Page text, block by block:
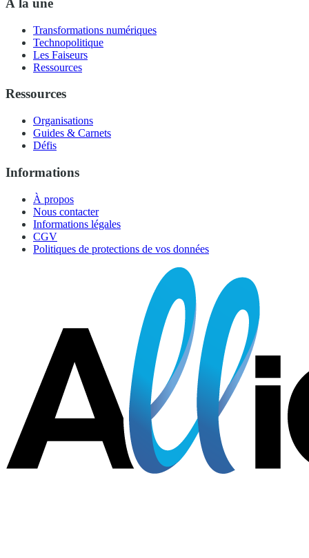
À la une
Transformations numériques
Technopolitique
Les Faiseurs
Ressources
Ressources
Organisations
Guides & Carnets
Défis
Informations
À propos
Nous contacter
Informations légales
CGV
Politiques de protections de vos données